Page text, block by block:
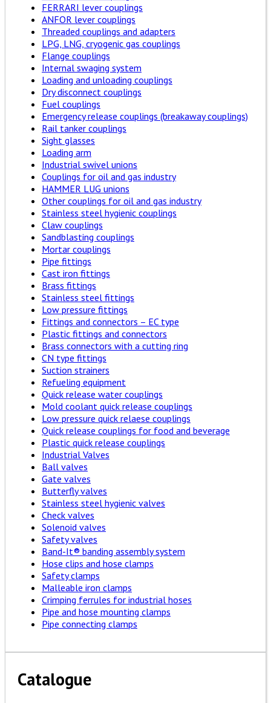
FERRARI lever couplings
ANFOR lever couplings
Threaded couplings and adapters
LPG, LNG, cryogenic gas couplings
Flange couplings
Internal swaging system
Loading and unloading couplings
Dry disconnect couplings
Fuel couplings
Emergency release couplings (breakaway couplings)
Rail tanker couplings
Sight glasses
Loading arm
Industrial swivel unions
Couplings for oil and gas industry
HAMMER LUG unions
Other couplings for oil and gas industry
Stainless steel hygienic couplings
Claw couplings
Sandblasting couplings
Mortar couplings
Pipe fittings
Cast iron fittings
Brass fittings
Stainless steel fittings
Low pressure fittings
Fittings and connectors – EC type
Plastic fittings and connectors
Brass connectors with a cutting ring
CN type fittings
Suction strainers
Refueling equipment
Quick release water couplings
Mold coolant quick release couplings
Low pressure quick relaese couplings
Quick release couplings for food and beverage
Plastic quick release couplings
Industrial Valves
Ball valves
Gate valves
Butterfly valves
Stainless steel hygienic valves
Check valves
Solenoid valves
Safety valves
Band-It® banding assembly system
Hose clips and hose clamps
Safety clamps
Malleable iron clamps
Crimping ferrules for industrial hoses
Pipe and hose mounting clamps
Pipe connecting clamps
Catalogue